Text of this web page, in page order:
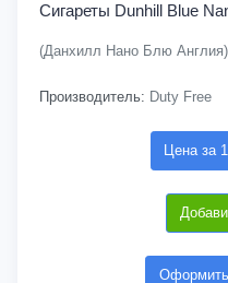
Сигареты Dunhill Blue
(Данхилл Нано Блю Англия)
Производитель: Duty Free
Цена за
Оформить